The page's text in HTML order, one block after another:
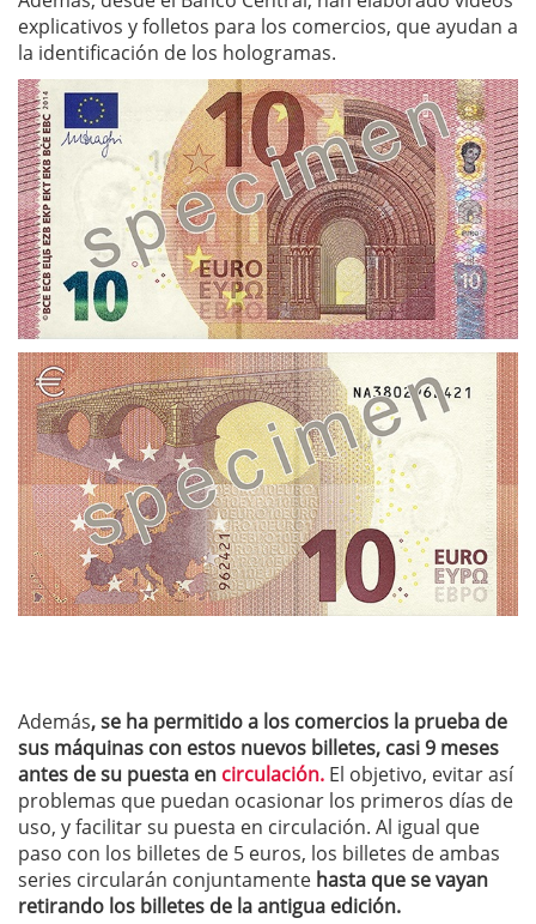
explicativos y folletos para los comercios, que ayudan a
la identificación de los hologramas.
Además, se ha permitido a los comercios la prueba de
sus máquinas con estos nuevos billetes, casi 9 meses
antes de su puesta en circulación. El objetivo, evitar así
problemas que puedan ocasionar los primeros días de
uso, y facilitar su puesta en circulación. Al igual que
paso con los billetes de 5 euros, los billetes de ambas
series circularán conjuntamente hasta que se vayan
retirando los billetes de la antigua edición.